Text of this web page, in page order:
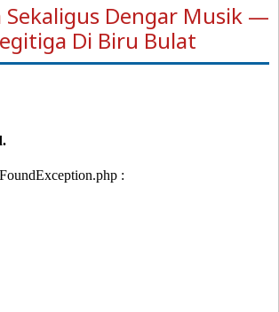
Sekaligus Dengar Musik —
Di Biru Bulat